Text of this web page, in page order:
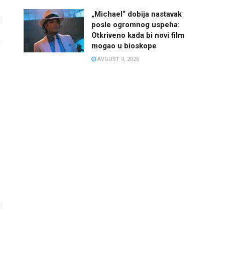
„Michael“ dobija nastavak
posle ogromnog uspeha:
Otkriveno kada bi novi film
mogao u bioskope
AVGUST 9, 2026